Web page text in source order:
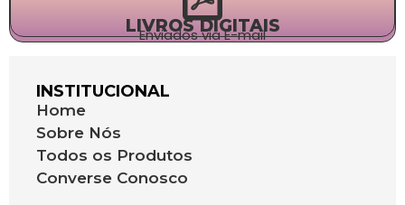
LIVROS DIGITAIS
Enviados via E-mail
INSTITUCIONAL
Home
Sobre Nós
Todos os Produtos
Converse Conosco